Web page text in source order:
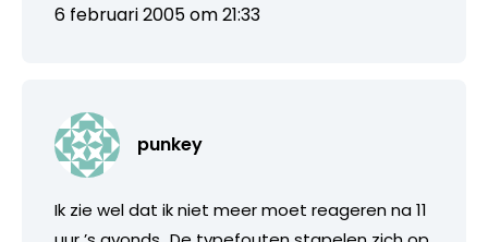
6 februari 2005 om 21:33
punkey
Ik zie wel dat ik niet meer moet reageren na 11